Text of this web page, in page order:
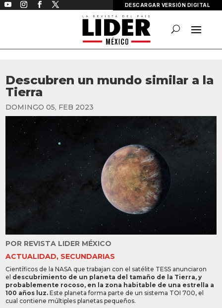
DESCARGAR VERSIÓN DIGITAL
Descubren un mundo similar a la
Tierra
DOMINGO 05, FEB 2023
POR REVISTA LIDER MÉXICO
ACTUALIDAD, SECUNDARIAS
Científicos de la NASA que trabajan con el satélite TESS anunciaron
el descubrimiento de un planeta del tamaño de la Tierra, y
probablemente rocoso, en la zona habitable de una estrella a
100 años luz. Este planeta forma parte de un sistema TOI 700, el
cual contiene múltiples planetas pequeños.